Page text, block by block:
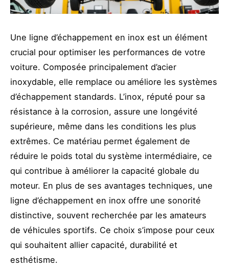
Une ligne d’échappement en inox est un élément
crucial pour optimiser les performances de votre
voiture. Composée principalement d’acier
inoxydable, elle remplace ou améliore les systèmes
d’échappement standards. L’inox, réputé pour sa
résistance à la corrosion, assure une longévité
supérieure, même dans les conditions les plus
extrêmes. Ce matériau permet également de
réduire le poids total du système intermédiaire, ce
qui contribue à améliorer la capacité globale du
moteur. En plus de ses avantages techniques, une
ligne d’échappement en inox offre une sonorité
distinctive, souvent recherchée par les amateurs
de véhicules sportifs. Ce choix s’impose pour ceux
qui souhaitent allier capacité, durabilité et
esthétisme.